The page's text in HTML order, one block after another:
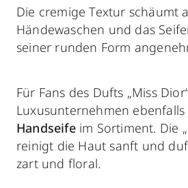
Die cremige Textur schäumt
Händewaschen und das
seiner runden Form
Für Fans des Dufts „Miss
Luxusunternehmen ebenfalls
Handseifeim Sortiment. Die
reinigt die Haut sanft und
zart und floral.